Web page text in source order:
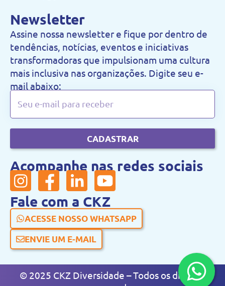
Newsletter
Assine nossa newsletter e fique por dentro de
tendências, notícias, eventos e iniciativas
transformadoras que impulsionam uma cultura
mais inclusiva nas organizações. Digite seu e-
mail abaixo:
CADASTRAR
Acompanhe nas redes sociais
Fale com a CKZ
ACESSE NOSSO WHATSAPP
ENVIE UM E-MAIL
© 2025 CKZ Diversidade – Todos os direitos